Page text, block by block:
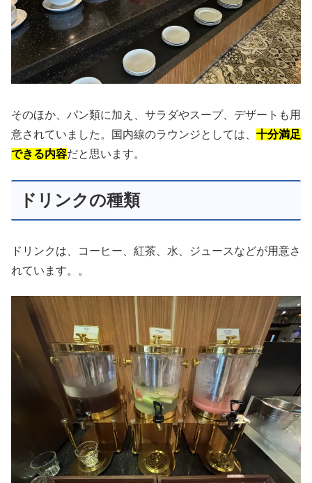
そのほか、パン類に加え、サラダやスープ、デザートも用
意されていました。国内線のラウンジとしては、 十分満足
できる内容だと思います。
ドリンクの種類
ドリンクは、コーヒー、紅茶、水、ジュースなどが用意さ
れています。。